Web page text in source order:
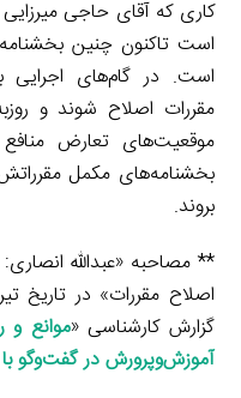
کاری که آقای حاجی
است تاکنون چنین
است. در گام‌های اجرایی
مقررات اصلاح شوند و
موقعیت‌های تعارض
بخشنامه‌های مکمل
بروند.
** مصاحبه «عبدالله
گزارش کارشناسی «موانع و
آموزش‌وپرورش در گفت‌وگو